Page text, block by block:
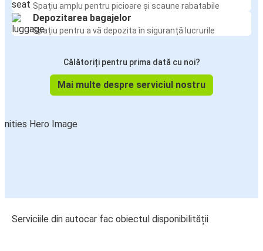
Spațiu amplu pentru picioare și scaune rabatabile
Depozitarea bagajelor
Spațiu pentru a vă depozita în siguranță lucrurile
Călătoriți pentru prima dată cu noi?
Mai multe despre serviciul nostru
Serviciile din autocar fac obiectul disponibilității